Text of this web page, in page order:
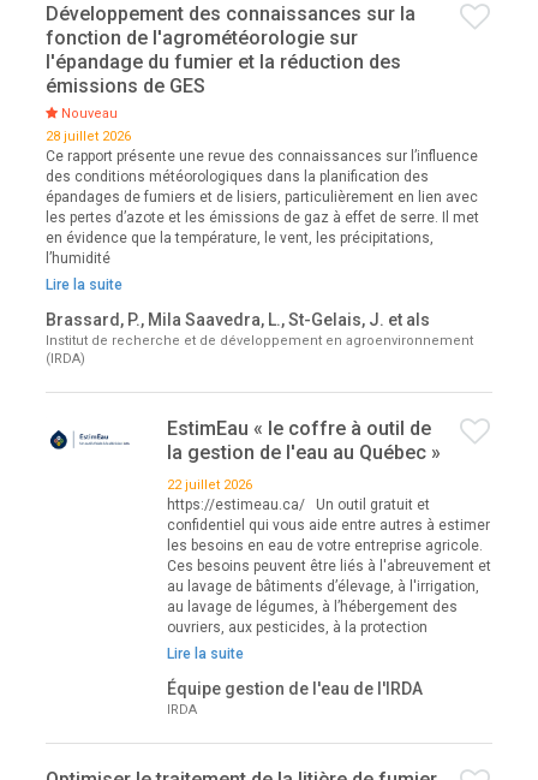
Développement des connaissances sur la
fonction de l'agrométéorologie sur
l'épandage du fumier et la réduction des
émissions de GES
Nouveau
28 juillet 2026
Ce rapport présente une revue des connaissances sur l’influence
des conditions météorologiques dans la planification des
épandages de fumiers et de lisiers, particulièrement en lien avec
les pertes d’azote et les émissions de gaz à effet de serre. Il met
en évidence que la température, le vent, les précipitations,
l’humidité
Lire la suite
Brassard, P., Mila Saavedra, L., St-Gelais, J. et als
Institut de recherche et de développement en agroenvironnement
(IRDA)
EstimEau « le coffre à outil de
la gestion de l'eau au Québec »
22 juillet 2026
https://estimeau.ca/ Un outil gratuit et
confidentiel qui vous aide entre autres à estimer
les besoins en eau de votre entreprise agricole.
Ces besoins peuvent être liés à l'abreuvement et
au lavage de bâtiments d’élevage, à l'irrigation,
au lavage de légumes, à l’hébergement des
ouvriers, aux pesticides, à la protection
Lire la suite
Équipe gestion de l'eau de l'IRDA
IRDA